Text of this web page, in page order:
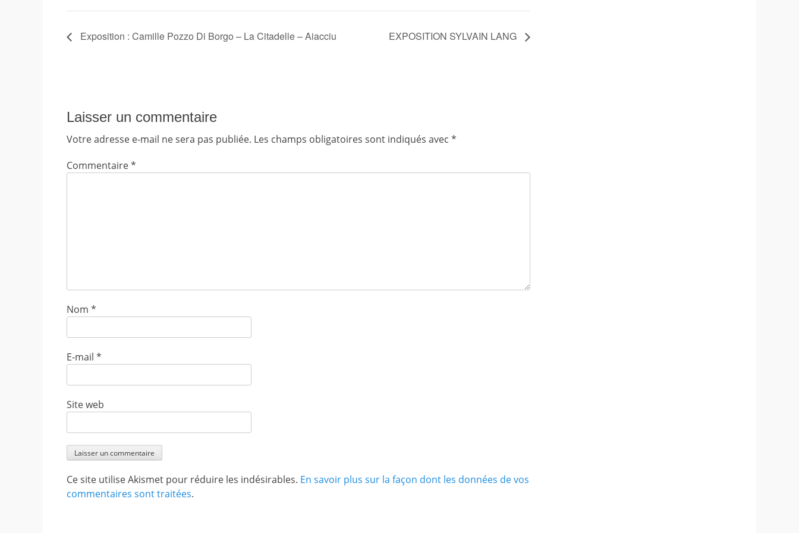
Exposition : Camille Pozzo Di Borgo – La Citadelle – Aiacciu EXPOSITION SYLVAIN LANG
Laisser un commentaire
Votre adresse e-mail ne sera pas publiée. Les champs obligatoires sont indiqués avec *
Commentaire*
Nom *
E-mail *
Site web
Ce site utilise Akismet pour réduire les indésirables. En savoir plus sur la façon dont les données de vos
commentaires sont traitées.